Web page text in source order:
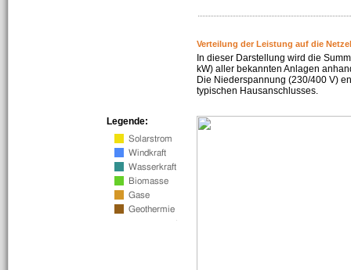
Verteilung der Leistung auf die
In dieser Darstellung wird die
kW) aller bekannten Anlagen
Die Niederspannung (230/400 V)
typischen Hausanschlusses.
Legende: